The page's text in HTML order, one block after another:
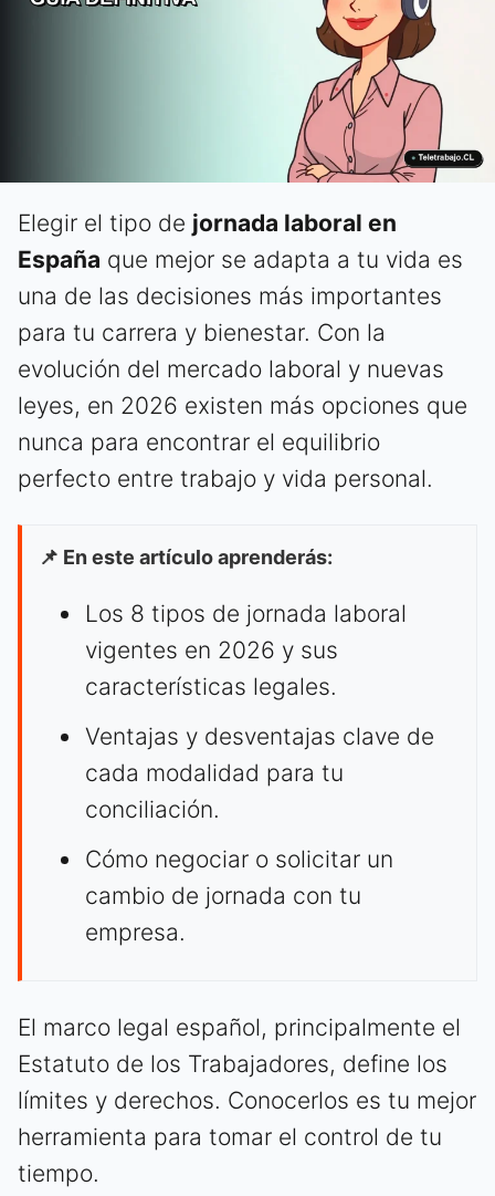
Elegir el tipo de jornada laboral en
España que mejor se adapta a tu vida es
una de las decisiones más importantes
para tu carrera y bienestar. Con la
evolución del mercado laboral y nuevas
leyes, en 2026 existen más opciones que
nunca para encontrar el equilibrio
perfecto entre trabajo y vida personal.
📌 En este artículo aprenderás:
Los 8 tipos de jornada laboral
vigentes en 2026 y sus
características legales.
Ventajas y desventajas clave de
cada modalidad para tu
conciliación.
Cómo negociar o solicitar un
cambio de jornada con tu
empresa.
El marco legal español, principalmente el
Estatuto de los Trabajadores, define los
límites y derechos. Conocerlos es tu mejor
herramienta para tomar el control de tu
tiempo.